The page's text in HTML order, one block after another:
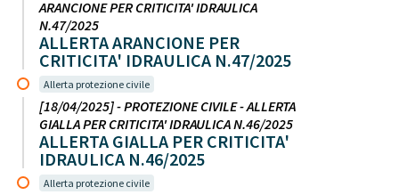
ARANCIONE PER CRITICITA' IDRAULICA
N.47/2025
ALLERTA ARANCIONE PER
CRITICITA' IDRAULICA N.47/2025
Allerta protezione civile
[18/04/2025] - PROTEZIONE CIVILE - ALLERTA
GIALLA PER CRITICITA' IDRAULICA N.46/2025
ALLERTA GIALLA PER CRITICITA'
IDRAULICA N.46/2025
Allerta protezione civile